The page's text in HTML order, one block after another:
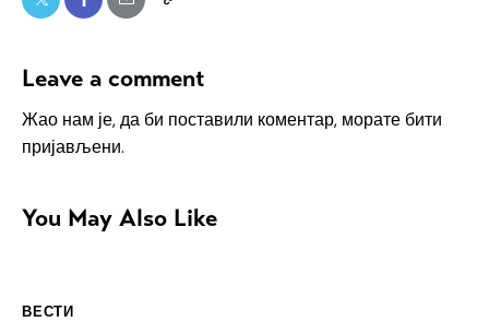
Leave a comment
Жао нам је, да би поставили коментар, морате бити
пријављени.
You May Also Like
ВЕСТИ